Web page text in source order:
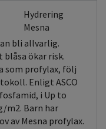
Hydrering
Mesna
bli allvarlig.
blåsa ökar risk.
som profylax, följ
Enligt ASCO
i Up to
m2. Barn har
av Mesna profylax.